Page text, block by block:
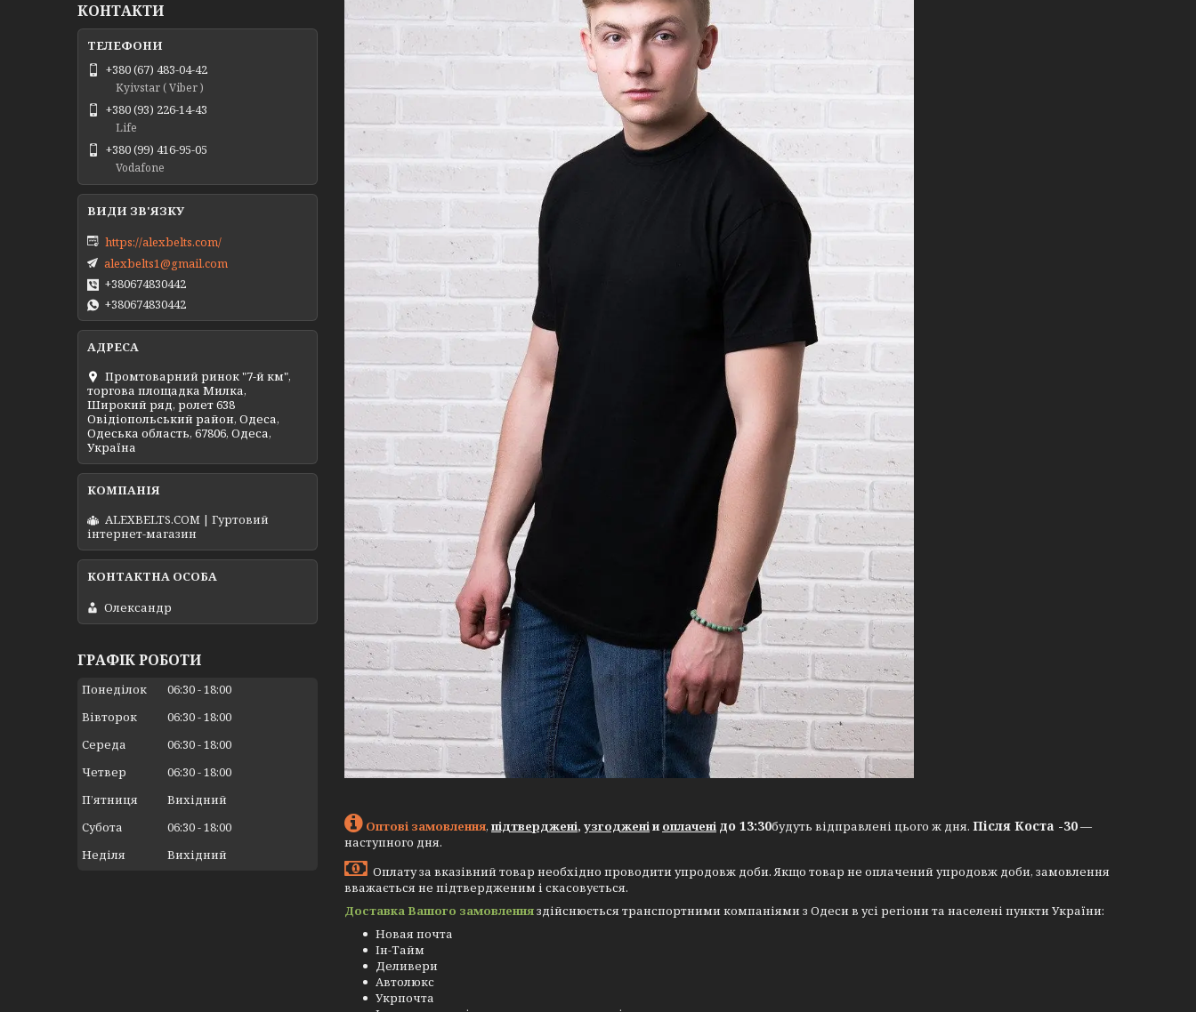
Оптові замовлення, підтверджені, узгодженіи оплачені до 13:30будуть відправлені цього ж дня. Після Коста -30—
наступного дня.
Оплату за вказівний товар необхідно проводити упродовж доби. Якщо товар не оплачений упродовж доби, замовлення
вважається не підтвердженим і скасовується.
Доставка Вашого замовленняздійснюється транспортними компаніями з Одеси в усі регіони та населені пункти України:
Новая почта
Ін-Тайм
Деливери
Автолюкс
Укрпочта
КОНТАКТИ
+380 (67) 483-04-42
Kyivstar ( Viber )
+380 (93) 226-14-43
Life
+380 (99) 416-95-05
Vodafone
https://alexbelts.com/
alexbelts1@gmail.com
+380674830442
+380674830442
Промтоварний ринок "7-й км",
торгова площадка Милка,
Широкий ряд, ролет 638
Овідіопольський район, Одеса,
Одеська область, 67806, Одеса,
Україна
ALEXBELTS.COM | Гуртовий
інтернет-магазин
Олександр
ГРАФІК РОБОТИ
Понеділок 06:30 18:00
Вівторок
06:30 18:00
Середа
06:30 18:00
Четвер
06:30 18:00
Пʼятниця
Вихідний
Субота
06:30 18:00
Неділя
Вихідний